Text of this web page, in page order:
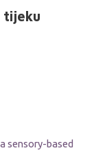
tijeku
sensory-based